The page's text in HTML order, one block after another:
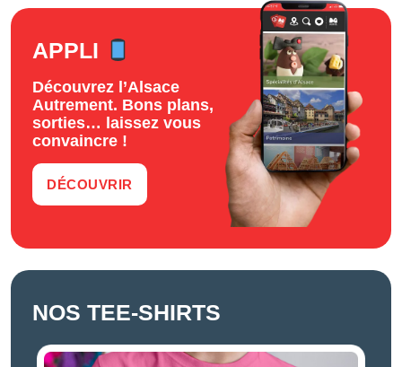
APPLI
Découvrez l’Alsace
Autrement. Bons plans,
sorties… laissez vous
convaincre !
DÉCOUVRIR
NOS TEE-SHIRTS